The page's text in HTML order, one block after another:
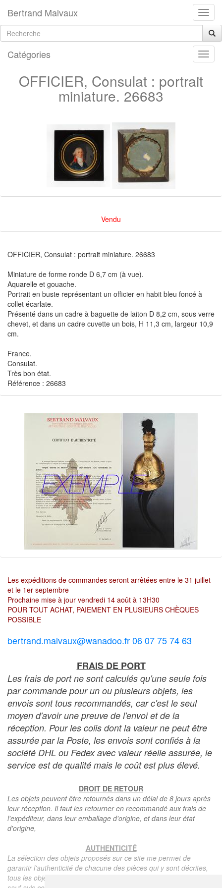
Bertrand Malvaux
Catégories
OFFICIER, Consulat : portrait
miniature. 26683
Vendu
OFFICIER, Consulat : portrait miniature. 26683
Miniature de forme ronde D 6,7 cm (à vue).
Aquarelle et gouache.
Portrait en buste représentant un officier en habit bleu foncé à
collet écarlate.
Présenté dans un cadre à baguette de laiton D 8,2 cm, sous verre
chevet, et dans un cadre cuvette un bois, H 11,3 cm, largeur 10,9
cm.
France.
Consulat.
Très bon état.
Référence : 26683
Les expéditions de commandes seront arrêtées entre le 31 juillet
et le 1er septembre
Prochaine mise à jour vendredi 14 août à 13H30
POUR TOUT ACHAT, PAIEMENT EN PLUSIEURS CHÈQUES
POSSIBLE
bertrand.malvaux@wanadoo.fr 06 07 75 74 63
FRAIS DE PORT
Les frais de port ne sont calculés qu'une seule fois
par commande pour un ou plusieurs objets, les
envois sont tous recommandés, car c'est le seul
moyen d'avoir une preuve de l'envoi et de la
réception. Pour les colis dont la valeur ne peut être
assurée par la Poste, les envois sont confiés à la
société DHL ou Fedex avec valeur réelle assurée, le
service est de qualité mais le coût est plus élevé.
DROIT DE RETOUR
Les objets peuvent être retournés dans un délai de 8 jours après
leur réception. Il faut les retourner en recommandé aux frais de
l'expéditeur, dans leur emballage d'origine, et dans leur état
d'origine,
AUTHENTICITÉ
La sélection des objets proposés sur ce site me permet de
garantir l'authenticité de chacune des pièces qui y sont décrites,
tous les objets proposés sont garantis d'époque et authentiques,